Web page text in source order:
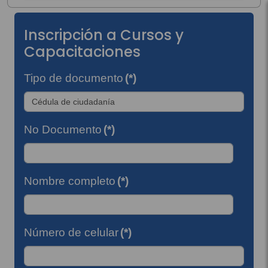
Inscripción a Cursos y
Capacitaciones
Tipo de documento (*)
No Documento (*)
Nombre completo (*)
Número de celular(*)